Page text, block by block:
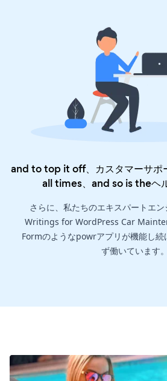
and to top it off、カスタマーサポ
all times、and so is theヘ
さらに、私たちのエキスパートエン
Writings for WordPress Car
Formのようなpowrアプリが機能し続
ず働いています。